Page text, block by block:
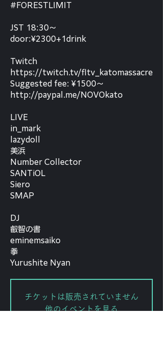
#FORESTLIMIT
JST 18:30〜
door:¥2300+1drink
Twitch
https://twitch.tv/fltv_katomassacre
Suggested fee: ¥1500〜
http://paypal.me/NOVOkato
LIVE
in_mark
lazydoll
美浜
Number Collector
SANTiOL
Siero
SMAP
DJ
叡智の書
eminemsaiko
拳
チケットは販売されていません
他のイベントを見る